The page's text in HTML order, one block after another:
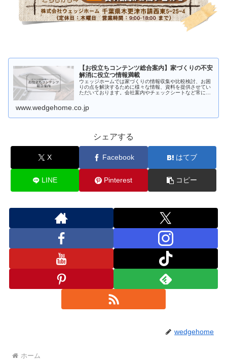
【お役立ちコンテンツ総合案内】家づくりの不安
解消に役立つ情報満載
ウェッジホームでは家づくりの情報収集や比較検討、お困
りの点を解決するために様々な情報、資料を提供させてい
ただいております。会社案内やチェックシートなど常に新
www.wedgehome.co.jp
シェアする
X Facebook はてブ
LINE Pinterest コピー
wedgehome
ホーム